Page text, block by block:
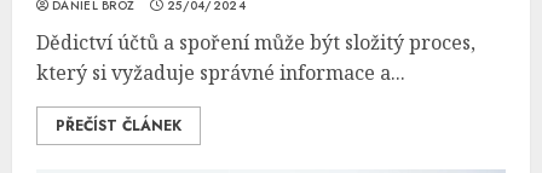
DANIEL BROŽ 25/04/2024
Dědictví účtů a spoření může být složitý proces,
který si vyžaduje správné informace a...
PŘEČÍST ČLÁNEK